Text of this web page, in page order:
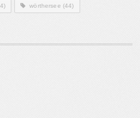
wörthersee (44)